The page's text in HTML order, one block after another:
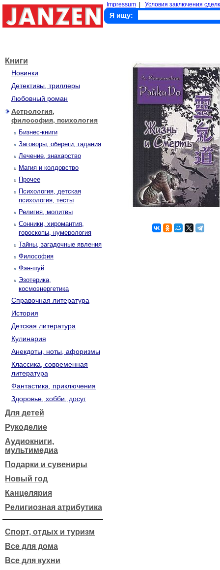
Impressum Условия заключения
Я ищу:
Книги
Новинки
Детективы, триллеры
Любовный роман
Астрология,
философия, психология
Бизнес-книги
Заговоры, обереги, гадания
Лечение, знахарство
Магия и колдовство
Прочее
Психология, детская
психология, тесты
Религия, молитвы
Сонники, хиромантия,
гороскопы, нумерология
Тайны, загадочные явления
Философия
Фэн-шуй
Эзотерика,
космоэнергетика
Справочная литература
История
Детская литература
Кулинария
Анекдоты, ноты, афоризмы
Классика, современная
литература
Фантастика, приключения
Здоровье, хобби, досуг
Для детей
Рукоделие
Аудиокниги,
мультимедиа
Подарки и сувениры
Новый год
Канцелярия
Религиозная атрибутика
Спорт, отдых и туризм
Все для дома
Все для кухни